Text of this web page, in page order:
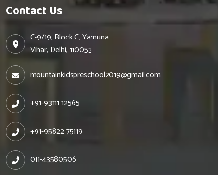
Contact Us
C-9/19, Block C, Yamuna
Vihar, Delhi, 110053
mountainkidspreschool2019@gmail.com
+91-93111 12565
+91-95822 75119
011-43580506